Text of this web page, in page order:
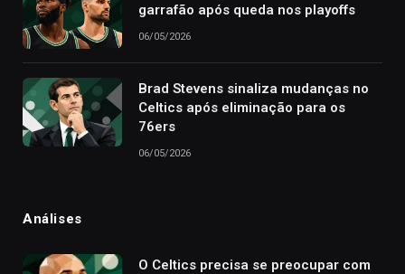
garrafão após queda nos playoffs
06/05/2026
Brad Stevens sinaliza mudanças no
Celtics após eliminação para os
76ers
06/05/2026
Análises
O Celtics precisa se preocupar com